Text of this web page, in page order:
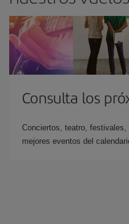
Consulta los
Conciertos, teatro,
mejores eventos del